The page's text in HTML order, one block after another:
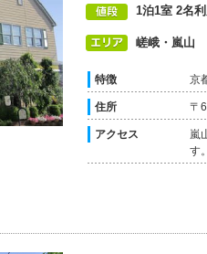
1泊1室 2名
嵯峨・嵐山
特徴 京
住所 〒
アクセス
嵐
す